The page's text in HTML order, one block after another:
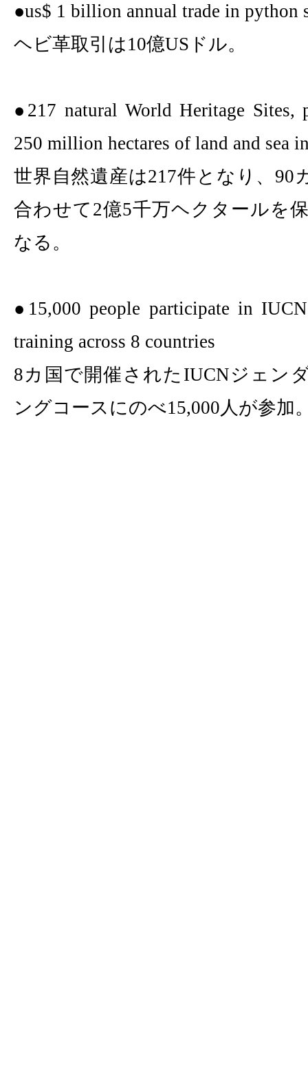
●us$ 1 billion annual trade in python
ヘビ革取引は10億US ドル。
● 217 natural World Heritage Sites,
250 million hectares of land and sea
世界自然遺産は217件となり、90
合わせて 2億5千万ヘクタールを
なる。
● 15,000people participate in
training across 8 countries
8カ国で開催された IUCNジェン
ングコースにのべ15,000人が参加